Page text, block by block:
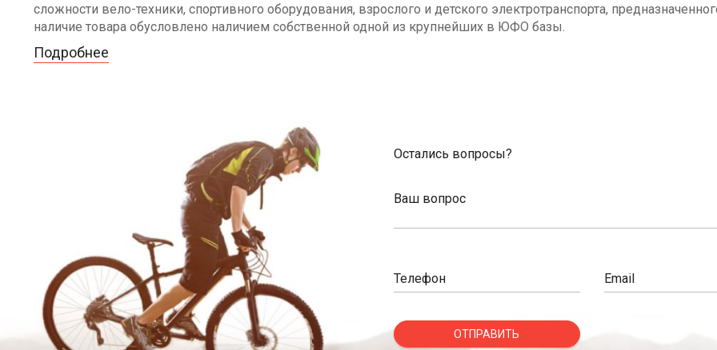
сложности вело-техники, спортивного оборудования, взрослого и детского электротранспорта,
наличие товара обусловлено наличием собственной одной из крупнейших в ЮФО базы.
Подробнее
Остались вопросы?
Ваш вопрос
Телефон Email
ОТПРАВИТЬ